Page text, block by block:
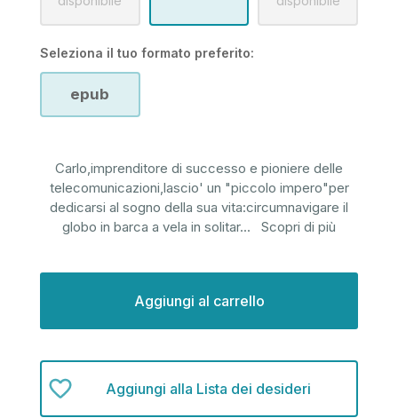
Seleziona il tuo formato preferito:
epub
Carlo,imprenditore di successo e pioniere delle
telecomunicazioni,lascio' un "piccolo impero"per
dedicarsi al sogno della sua vita:circumnavigare il
globo in barca a vela in solitar... Scopri di più
Aggiungi alla Lista dei desideri